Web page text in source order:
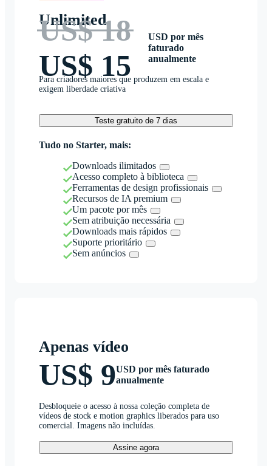
Unlimited
US$ 18
US$ 15
USD por mês
faturado
anualmente
Para criadores maiores que produzem em escala e
exigem liberdade criativa
Teste gratuito de 7 dias
Tudo no Starter, mais:
Downloads ilimitados
Acesso completo à biblioteca
Ferramentas de design profissionais
Recursos de IA premium
Um pacote por mês
Sem atribuição necessária
Downloads mais rápidos
Suporte prioritário
Sem anúncios
Apenas vídeo
US$ 9USD por mês faturado
anualmente
Desbloqueie o acesso à nossa coleção completa de
vídeos de stock e motion graphics liberados para uso
comercial. Imagens não incluídas.
Assine agora